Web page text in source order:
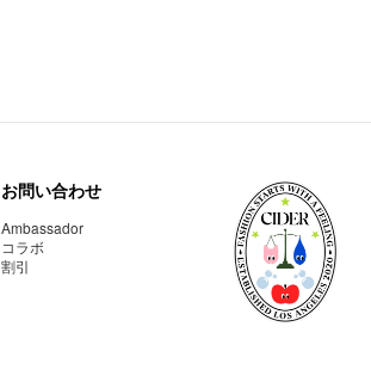
お問い合わせ
Ambassador
コラボ
割引